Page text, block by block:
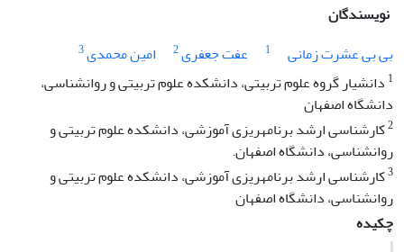
نویسندگان
بی بی عشرت زمانی
1 عفت جعفری2 امین محمدی3
1 دانشیار گروه علوم تربیتی، دانشکده علوم تربیتی و روان‏شناسی،
دانشگاه اصفهان
2کارشناسی ارشد برنامه‏ریزی آموزشی، دانشکده علوم تربیتی و
روانشناسی، دانشگاه اصفهان.
3کارشناسی ارشد برنامه‏ریزی آموزشی، دانشکده علوم تربیتی و
روانشناسی، دانشگاه اصفهان
چکیده